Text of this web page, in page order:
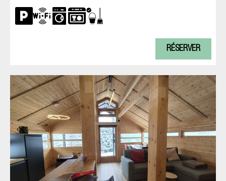
RÉSERVER